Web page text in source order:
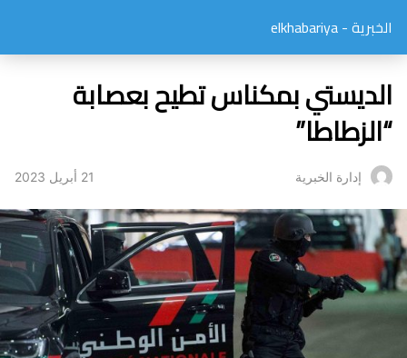
الخبرية - elkhabariya
الديستي بمكناس تطيح بعصابة
“الزطاطا”
إدارة الخبرية 21 أبريل 2023